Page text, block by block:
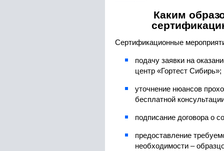
Каким
Сертификационные
подачу заявки на
центр «Гортест Сибирь»;
уточнение нюансов
бесплатной
подписание договора о
предоставление
необходимости –